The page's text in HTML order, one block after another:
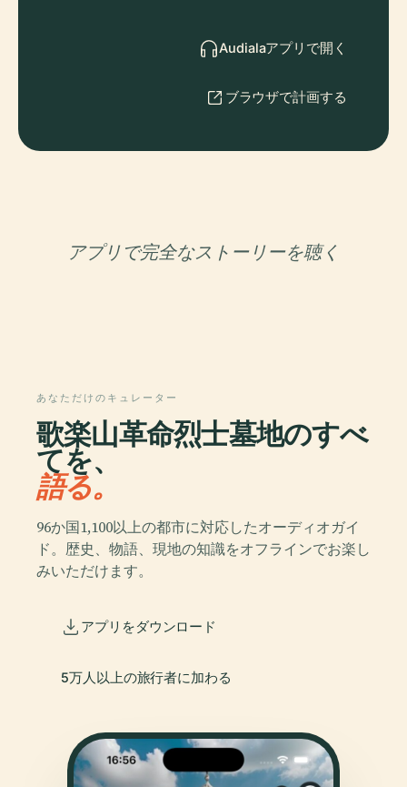
Audialaアプリで開く
ブラウザで計画する
アプリで完全なストーリーを聴く
あなただけのキュレーター
歌楽山革命烈士墓地のすべ
てを、
語る。
96か国1,100以上の都市に対応したオーディオガイ
ド。歴史、物語、現地の知識をオフラインでお楽し
みいただけます。
アプリをダウンロード
5万人以上の旅行者に加わる